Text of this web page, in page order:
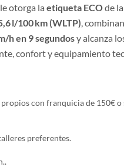
otorga la etiqueta ECOde
l/100 km (WLTP),
h en 9 segundosy alcanza
confort y equipamiento
con franquicia de 150€
preferentes.